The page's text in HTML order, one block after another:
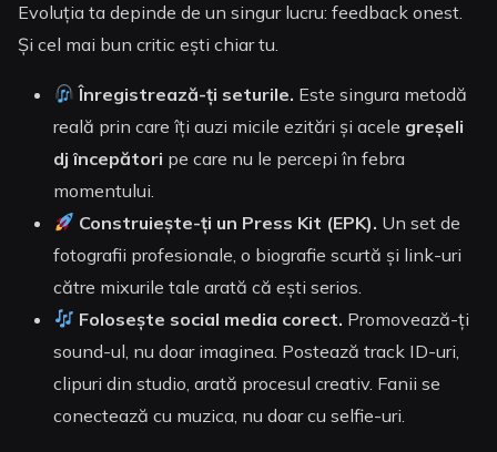
Evoluția ta depinde de un singur lucru: feedback onest.
Și cel mai bun critic ești chiar tu.
Înregistrează-ți seturile. Este singura metodă
reală prin care îți auzi micile ezitări și acele greșeli
dj începători pe care nu le percepi în febra
momentului.
Construiește-ți un Press Kit (EPK). Un set de
fotografii profesionale, o biografie scurtă și link-uri
către mixurile tale arată că ești serios.
Folosește social media corect. Promovează-ți
sound-ul, nu doar imaginea. Postează track ID-uri,
clipuri din studio, arată procesul creativ. Fanii se
conectează cu muzica, nu doar cu selfie-uri.